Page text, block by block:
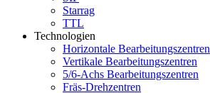
Starrag
TTL
Technologien
Horizontale Bearbeitungszentren
Vertikale Bearbeitungszentren
5/6-Achs Bearbeitungszentren
Fräs-Drehzentren